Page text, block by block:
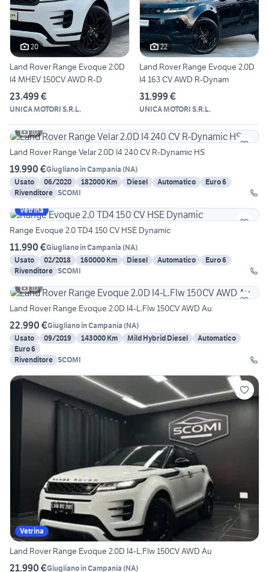
20
Land Rover Range Evoque 2.0D
I4 MHEV 150CV AWD R-D
23.499 €
UNICA MOTORI S.R.L.
22
Land Rover Range Evoque 2.0D
I4 163 CV AWD R-Dynam
31.999 €
UNICA MOTORI S.R.L.
10
Land Rover Range Velar 2.0D I4 240 CV R-Dynamic HS
19.990 €Giugliano in Campania (NA)
Usato
06/2020 182000 Km Diesel Automatico
Euro 6
Rivenditore SCOMI
Vetrina
Range Evoque 2.0 TD4 150 CV HSE Dynamic
11.990 €Giugliano in Campania (NA)
Usato
02/2018 160000 Km Diesel Automatico
Euro 6
Rivenditore SCOMI
10
Land Rover Range Evoque 2.0D I4-L.Flw 150CV AWD Au
22.990 €Giugliano in Campania (NA)
Usato
09/2019 143000 Km Mild Hybrid Diesel
Automatico
Euro 6
Rivenditore SCOMI
Vetrina
Land Rover Range Evoque 2.0D I4-L.Flw 150CV AWD Au
21.990 €Giugliano in Campania (NA)